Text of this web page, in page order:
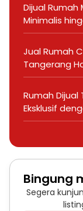
Dijual
Minimalis
Jual Rumah
Tangerang
Rumah
Eksklusif
Bingung
Segera